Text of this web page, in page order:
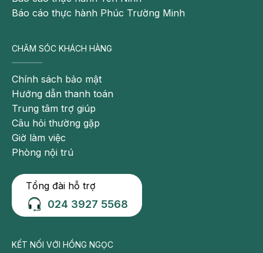
Báo cáo thực hành Yên Ninh
Báo cáo thực hành Phúc Trường Minh
Chính sách bảo mật
Hướng dẫn thanh toán
Trung tâm trợ giúp
Câu hỏi thường gặp
Giờ làm việc
Phòng nội trú
Tổng đài hỗ trợ